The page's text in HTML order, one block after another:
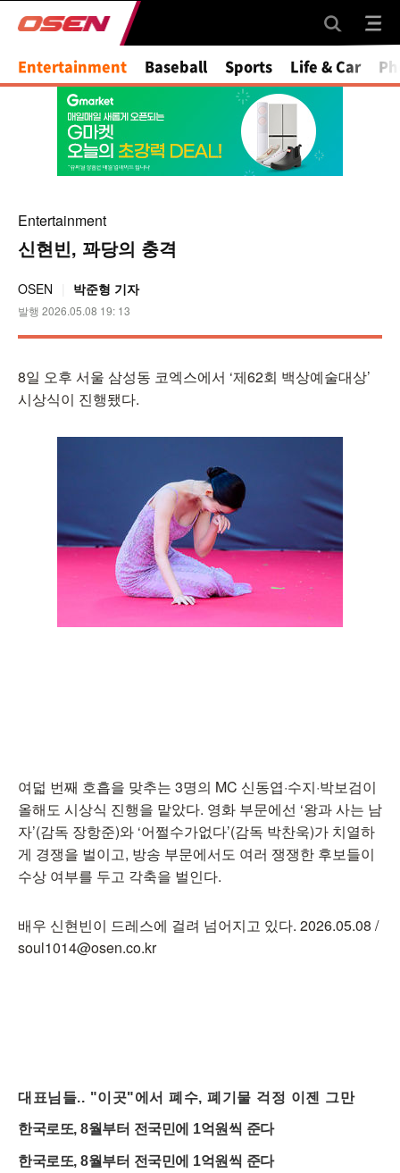
Mute
Entertainment Baseball Sports Life & Car
Entertainment
신현빈, 꽈당의 충격
OSEN 박준형 기자
발행 2026.05.08 19: 13
8일 오후 서울 삼성동 코엑스에서 ‘제62회 백상예술대상’
시상식이 진행됐다.
여덟 번째 호흡을 맞추는 3명의 MC 신동엽·수지·박보검이
올해도 시상식 진행을 맡았다. 영화 부문에선 ‘왕과 사는 남
자’(감독 장항준)와 ‘어쩔수가없다’(감독 박찬욱)가 치열하
게 경쟁을 벌이고, 방송 부문에서도 여러 쟁쟁한 후보들이
수상 여부를 두고 각축을 벌인다.
배우 신현빈이 드레스에 걸려 넘어지고 있다. 2026.05.08 /
soul1014@osen.co.kr